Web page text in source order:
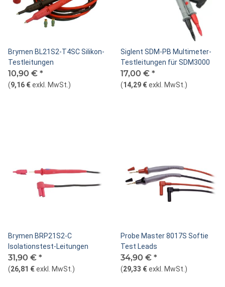
Brymen BL21S2-T4SC Silikon-
Testleitungen
10,90 € *
(9,16 €exkl. MwSt. )
Siglent SDM-PB Multimeter-
Testleitungen für SDM3000
17,00 € *
(14,29 €exkl. MwSt. )
Brymen BRP21S2-C
Isolationstest-Leitungen
31,90 € *
(26,81 €exkl. MwSt. )
Probe Master 8017S Softie
Test Leads
34,90 € *
(29,33 €exkl. MwSt. )